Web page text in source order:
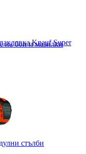
Knauf Super
на бои и мазилки
стълби